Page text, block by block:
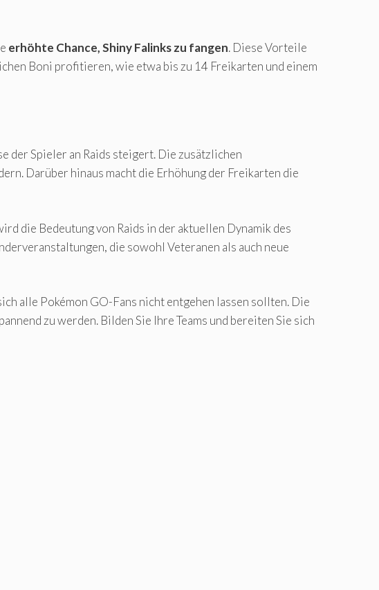
erhöhte Chance, Shiny Falinks zu fangen. Diese Vorteile
Boni profitieren, wie etwa bis zu 14 Freikarten und einem
der Spieler an Raids steigert. Die zusätzlichen
Darüber hinaus macht die Erhöhung der Freikarten die
die Bedeutung von Raids in der aktuellen Dynamik des
die sowohl Veteranen als auch neue
alle Pokémon GO-Fans nicht entgehen lassen sollten. Die
zu werden. Bilden Sie Ihre Teams und bereiten Sie sich